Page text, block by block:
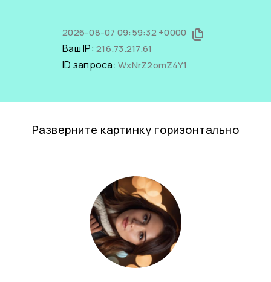
2026-08-07 09:59:32 +0000
Ваш IP: 216.73.217.61
ID запроса: WxNrZ2omZ4Y1
Разверните картинку горизонтально